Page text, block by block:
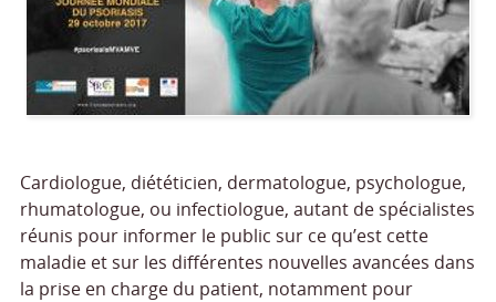
Cardiologue, diététicien, dermatologue, psychologue,
rhumatologue, ou infectiologue, autant de spécialistes
réunis pour informer le public sur ce qu’est cette
maladie et sur les différentes nouvelles avancées dans
la prise en charge du patient, notamment pour